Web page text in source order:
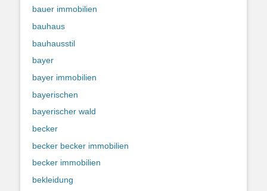
bauer immobilien
bauhaus
bauhausstil
bayer
bayer immobilien
bayerischen
bayerischer wald
becker
becker becker immobilien
becker immobilien
bekleidung